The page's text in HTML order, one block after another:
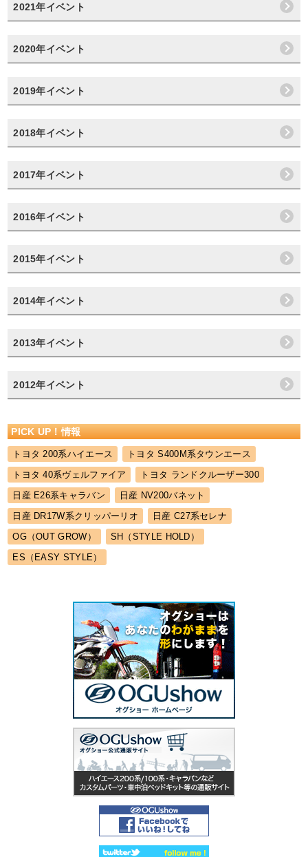
2021年イベント
2020年イベント
2019年イベント
2018年イベント
2017年イベント
2016年イベント
2015年イベント
2014年イベント
2013年イベント
2012年イベント
PICK UP！情報
トヨタ 200系ハイエース
トヨタ S400M系タウンエース
トヨタ 40系ヴェルファイア
トヨタ ランドクルーザー300
日産 E26系キャラバン
日産 NV200バネット
日産 DR17W系クリッパーリオ
日産 C27系セレナ
OG（OUT GROW）
SH（STYLE HOLD）
ES（EASY STYLE）